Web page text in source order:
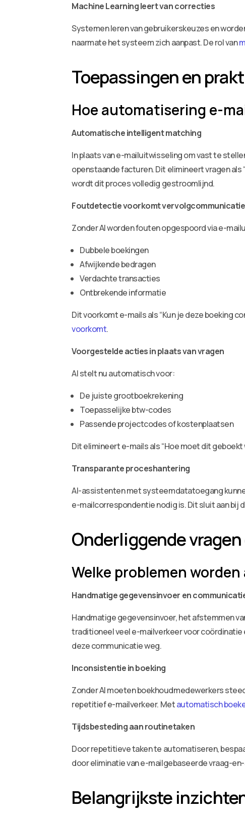
Machine Learning leert van correcties
Systemen leren van gebruikerskeuzes en
naarmate het systeem zich aanpast. De rol van
Toepassingen en
Hoe automatisering e-
Automatische intelligent matching
In plaats van e-mailuitwisseling om vast te
openstaande facturen. Dit elimineert vragen als
wordt dit proces volledig gestroomlijnd.
Foutdetectie voorkomt vervolgcommunicatie
Zonder AI worden fouten opgespoord via e-
Dubbele boekingen
Afwijkende bedragen
Verdachte transacties
Ontbrekende informatie
Dit voorkomt e-mails als “Kun je deze boeking
voorkomt.
Voorgestelde acties in plaats van vragen
AI stelt nu automatisch voor:
De juiste grootboekrekening
Toepasselijke btw-codes
Passende projectcodes of kostenplaatsen
Dit elimineert e-mails als “Hoe moet dit geboekt
Transparante proceshantering
AI-assistenten met systeemdatatoegang
e-mailcorrespondentie nodig is. Dit sluit aan bij
Onderliggende
Welke problemen
Handmatige gegevensinvoer en
Handmatige gegevensinvoer, het afstemmen
traditioneel veel e-mailverkeer voor coördinatie
deze communicatie weg.
Inconsistentie in boeking
Zonder AI moeten boekhoudmedewerkers
repetitief e-mailverkeer. Metautomatisch
Tijdsbesteding aan routinetaken
Door repetitieve taken te automatiseren,
door eliminatie van e-mailgebaseerde vraag-
Belangrijkste